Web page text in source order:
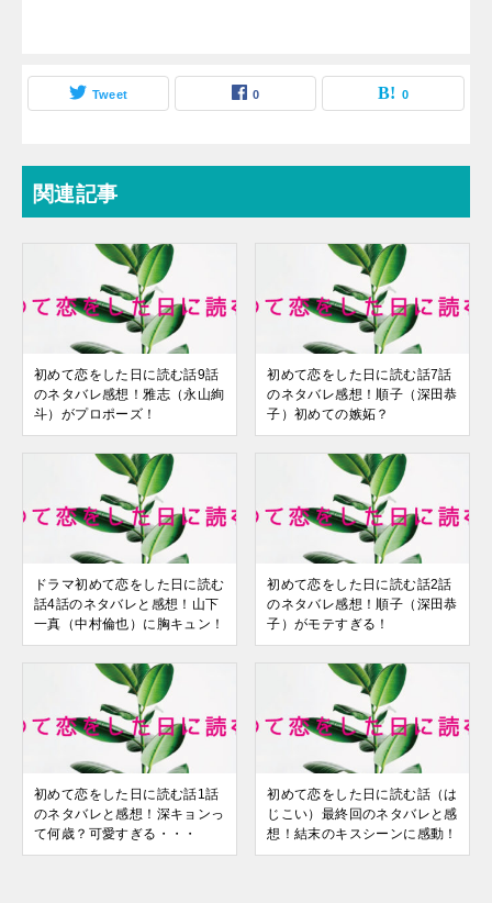
Tweet 0 0
関連記事
初めて恋をした日に読む話9話
のネタバレ感想！雅志（永山絢
斗）がプロポーズ！
初めて恋をした日に読む話7話
のネタバレ感想！順子（深田恭
子）初めての嫉妬？
ドラマ初めて恋をした日に読む
話4話のネタバレと感想！山下
一真（中村倫也）に胸キュン！
初めて恋をした日に読む話2話
のネタバレ感想！順子（深田恭
子）がモテすぎる！
初めて恋をした日に読む話1話
のネタバレと感想！深キョンっ
て何歳？可愛すぎる・・・
初めて恋をした日に読む話（は
じこい）最終回のネタバレと感
想！結末のキスシーンに感動！